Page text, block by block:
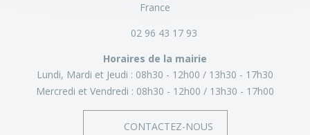
France
02 96 43 17 93
Horaires de la mairie
Lundi, Mardi et Jeudi : 08h30 - 12h00
13h30 - 17h30
Mercredi et Vendredi : 08h30 - 12h00 13h30 - 17h00
CONTACTEZ-NOUS